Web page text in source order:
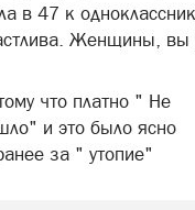
в 47 к
Женщины, вы
что платно " Не
и это было ясно
за " утопие"